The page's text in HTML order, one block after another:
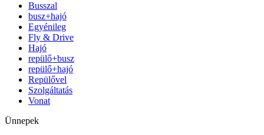
Busszal
busz+hajó
Egyénileg
Fly & Drive
Hajó
repülő+busz
repülő+hajó
Repülővel
Szolgáltatás
Vonat
Ünnepek